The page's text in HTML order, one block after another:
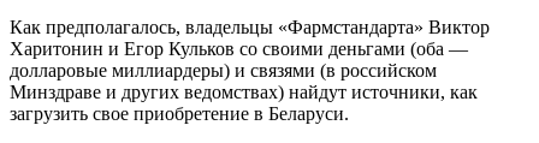
Как предполагалось, владельцы «Фармстандарта» Виктор
Харитонин и Егор Кульков со своими деньгами (оба —
долларовые миллиардеры) и связями (в российском
Минздраве и других ведомствах) найдут источники, как
загрузить свое приобретение в Беларуси.